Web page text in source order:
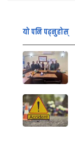
यो पनि पढ्नुहोस्